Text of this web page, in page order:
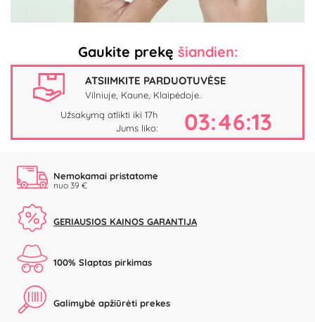
Gaukite prekę šiandien:
ATSIIMKITE PARDUOTUVĖSE
Vilniuje, Kaune, Klaipėdoje.
Užsakymą atlikti iki 17h
Jums liko:
03:46:13
Nemokamai pristatome
nuo 39 €
GERIAUSIOS KAINOS GARANTIJA
100% Slaptas pirkimas
Galimybė apžiūrėti prekes